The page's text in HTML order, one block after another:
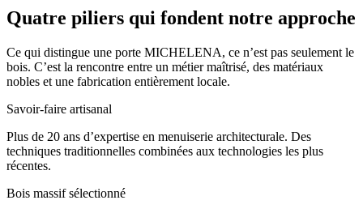
Quatre piliers qui fondent notre approche
Ce qui distingue une porte MICHELENA, ce n’est pas seulement le
bois. C’est la rencontre entre un métier maîtrisé, des matériaux
nobles et une fabrication entièrement locale.
Savoir-faire artisanal
Plus de 20 ans d’expertise en menuiserie architecturale. Des
techniques traditionnelles combinées aux technologies les plus
récentes.
Bois massif sélectionné